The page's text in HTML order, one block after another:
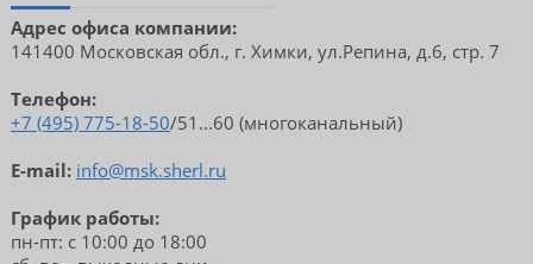
Адрес офиса компании:
141400 Московская обл., г. Химки, ул.Репина, д.6, стр. 7
Телефон:
+7 (495) 775-18-50/51...60 (многоканальный)
E-mail: info@msk.sherl.ru
График работы:
пн-пт: с 10:00 до 18:00